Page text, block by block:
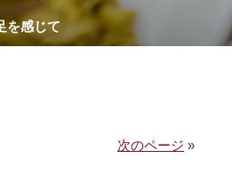
を感じて
次のページ »